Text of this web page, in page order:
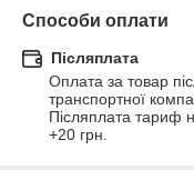
Способи оплати
Післяплата
Оплата за товар
транспортної
Післяплата тариф
+20 грн.